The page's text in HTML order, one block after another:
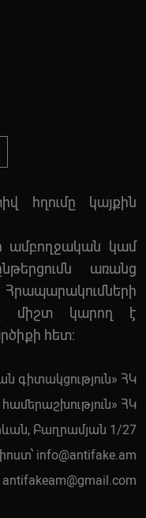
հղումը կայքին
ամբողջական կամ
առանց
Հրապարակումների
միշտ կարող է
հետ:
գիտակցություն» ՀԿ
ՀԿ
Բաղրամյան 1/27
info@antifake.am
antifakeam@gmail.com